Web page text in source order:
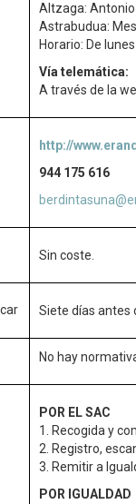
Altzaga:
Astrabudua:
Horario: De
Vía telemática:
A través de la
http://
944 175 616
Sin coste.
Siete días antes
No hay
POR EL SAC
1. Recogida y
2. Registro,
3. Remitir a
POR IGUALDAD